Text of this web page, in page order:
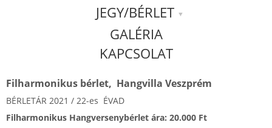
JEGY/BÉRLET
GALÉRIA
KAPCSOLAT
Filharmonikus bérlet, Hangvilla Veszprém
BÉRLETÁR 2021 / 22-es ÉVAD
Filharmonikus Hangversenybérlet ára: 20.000 Ft